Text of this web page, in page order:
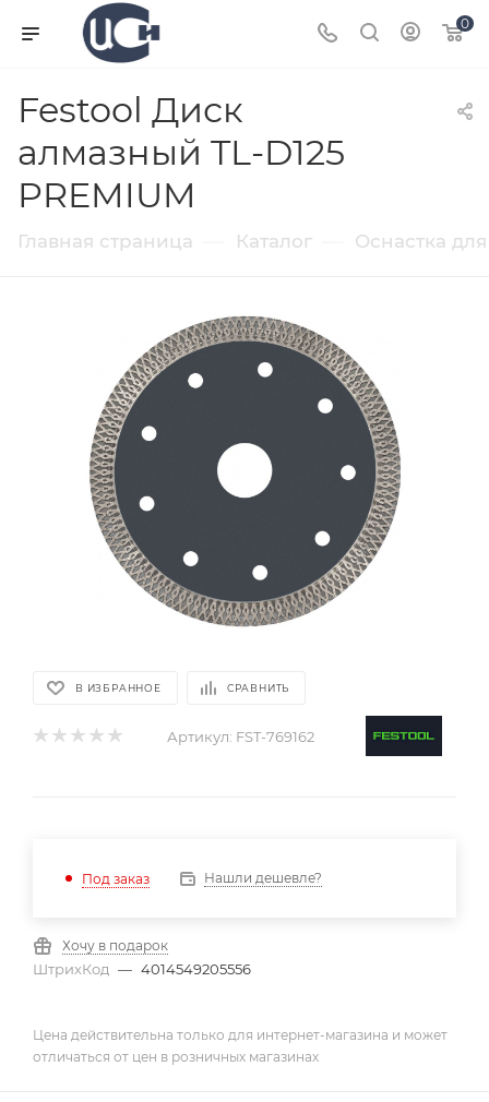
0
Festool Диск
алмазный TL-D125
PREMIUM
Главная страница Каталог Оснастка
В ИЗБРАННОЕ СРАВНИТЬ
Артикул: FST-769162
Под заказ Нашли дешевле?
Хочу в подарок
ШтрихКод — 4014549205556
Цена действительна только для интернет-магазина и может
отличаться от цен в розничных магазинах